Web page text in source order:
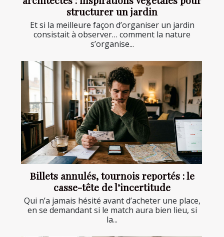
structurer un jardin
Et si la meilleure façon d’organiser un jardin
consistait à observer… comment la nature
s’organise...
Billets annulés, tournois reportés : le
casse-tête de l’incertitude
Qui n’a jamais hésité avant d’acheter une place,
en se demandant si le match aura bien lieu, si
la...